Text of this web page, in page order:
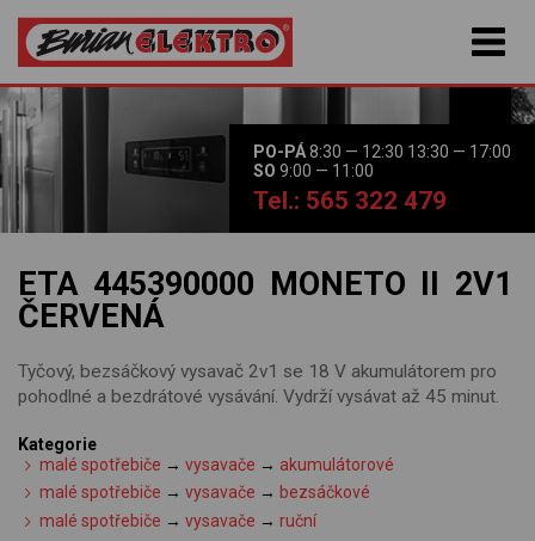
PO-PÁ8:30 — 12:30 13:30 — 17:00
SO 9:00 — 11:00
Tel.: 565 322 479
ETA 445390000 MONETO II 2V1
ČERVENÁ
Tyčový, bezsáčkový vysavač 2v1 se 18 V akumulátorem pro
pohodlné a bezdrátové vysávání. Vydrží vysávat až 45 minut.
Kategorie
malé spotřebiče →vysavače → akumulátorové
malé spotřebiče →vysavače → bezsáčkové
malé spotřebiče →vysavače →ruční